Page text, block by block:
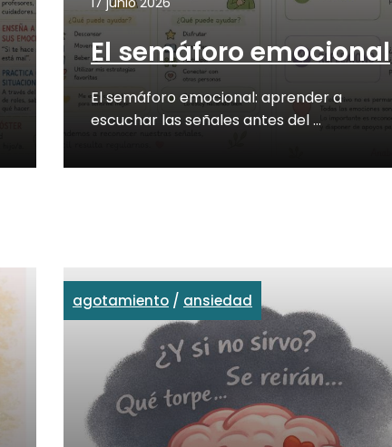
El semáforo emocional
El semáforo emocional: aprender a
escuchar las señales antes del …
agotamiento/ ansiedad